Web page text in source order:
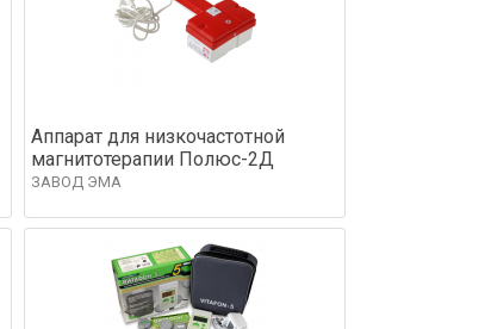
Аппарат для низкочастотной
магнитотерапии Полюс-2Д
ЗАВОД ЭМА